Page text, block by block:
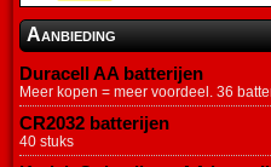
Aanbieding
Duracell AA batterijen
Meer kopen = meer voordeel. 36
CR2032 batterijen
40 stuks